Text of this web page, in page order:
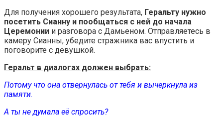
Для получения хорошего результата, Геральту нужно
посетить Сианну и пообщаться с ней до начала
Церемонии и разговора с Дамьеном. Отправляетесь в
камеру Сианны, убедите стражника вас впустить и
поговорите с девушкой.
Геральт в диалогах должен выбрать:
Потому что она отвернулась от тебя и вычеркнула из
памяти.
А ты не думала её спросить?